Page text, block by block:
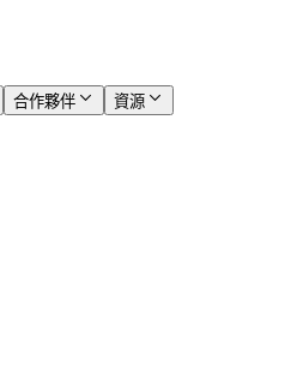
合作夥伴​​
資源​​